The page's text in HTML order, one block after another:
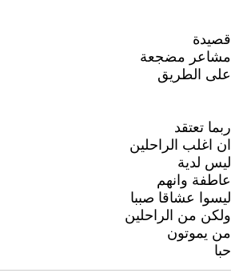
قصيدة
مشاعر مضجعة
على الطريق
ربما تعتقد
ان اغلب الراحلين
ليس لدية
عاطفة وانهم
ليسوا عشاقا صببا
ولكن من الراحلين
من يموتون
حبا